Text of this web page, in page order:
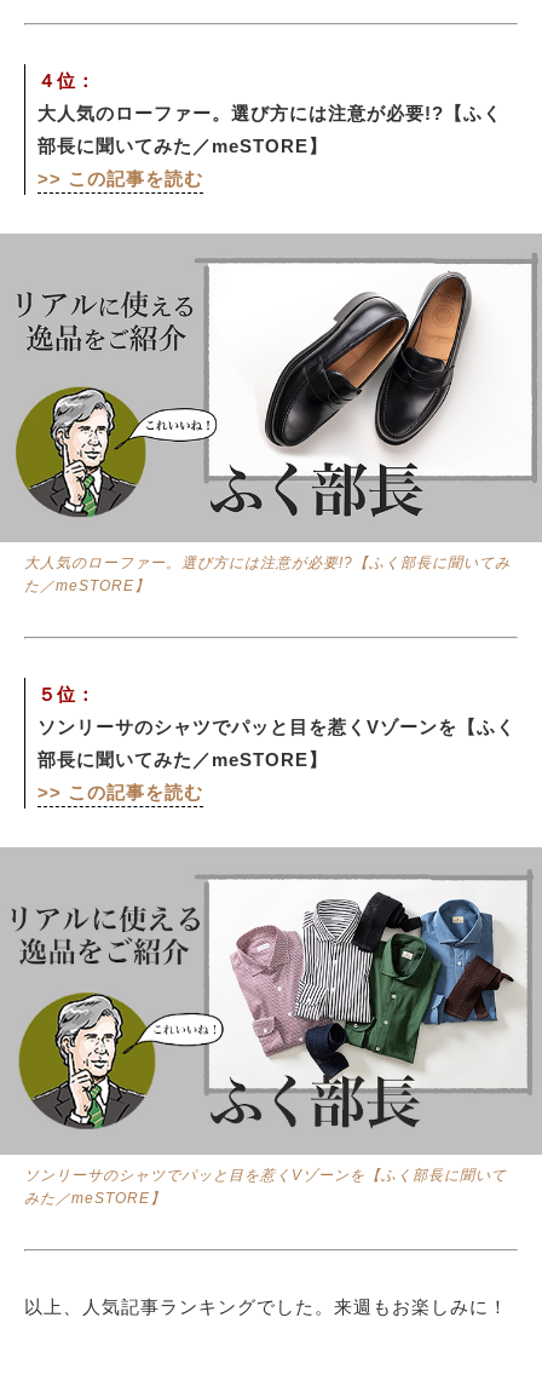
４位：
大人気のローファー。選び方には注意が必要!?【ふく
部長に聞いてみた／meSTORE】
>> この記事を読む
大人気のローファー。選び方には注意が必要!?【ふく部長に聞いてみ
た／meSTORE】
５位：
ソンリーサのシャツでパッと目を惹くVゾーンを【ふく
部長に聞いてみた／meSTORE】
>> この記事を読む
ソンリーサのシャツでパッと目を惹くVゾーンを【ふく部長に聞いて
みた／meSTORE】
以上、人気記事ランキングでした。来週もお楽しみに！